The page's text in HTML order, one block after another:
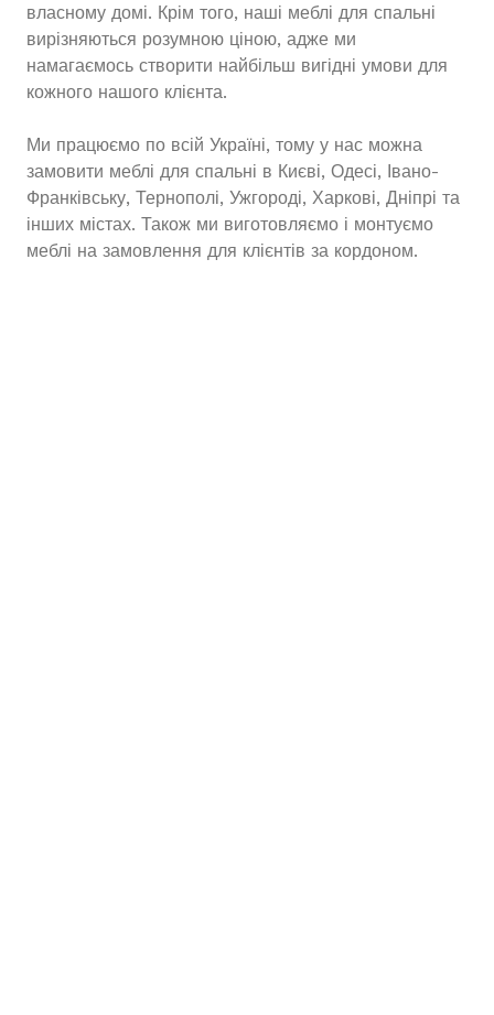
власному домі. Крім того, наші меблі для спальні
вирізняються розумною ціною, адже ми
намагаємось створити найбільш вигідні умови для
кожного нашого клієнта.
Ми працюємо по всій Україні, тому у нас можна
замовити меблі для спальні в Києві, Одесі, Івано-
Франківську, Тернополі, Ужгороді, Харкові, Дніпрі та
інших містах. Також ми виготовляємо і монтуємо
меблі на замовлення для клієнтів за кордоном.